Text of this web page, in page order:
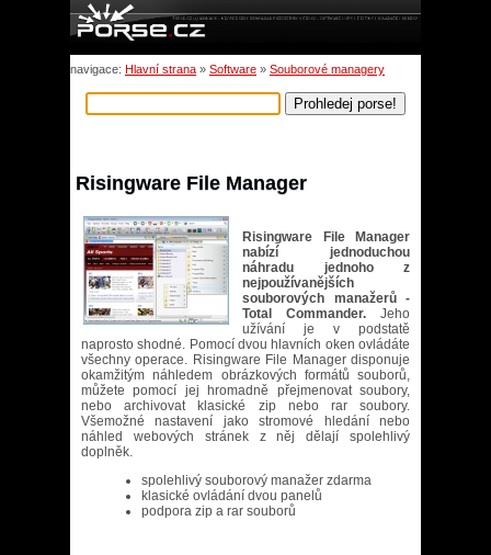
navigace: Hlavní strana » Software » Souborové managery
Risingware File Manager
Risingware File Manager
nabízí jednoduchou
náhradu jednoho z
nejpoužívanějších
souborových manažerů -
Total Commander. Jeho
užívání je v podstatě
naprosto shodné. Pomocí dvou hlavních oken ovládáte
všechny operace. Risingware File Manager disponuje
okamžitým náhledem obrázkových formátů souborů,
můžete pomocí jej hromadně přejmenovat soubory,
nebo archivovat klasické zip nebo rar soubory.
Všemožné nastavení jako stromové hledání nebo
náhled webových stránek z něj dělají spolehlivý
doplněk.
spolehlivý souborový manažer zdarma
klasické ovládání dvou panelů
podpora zip a rar souborů